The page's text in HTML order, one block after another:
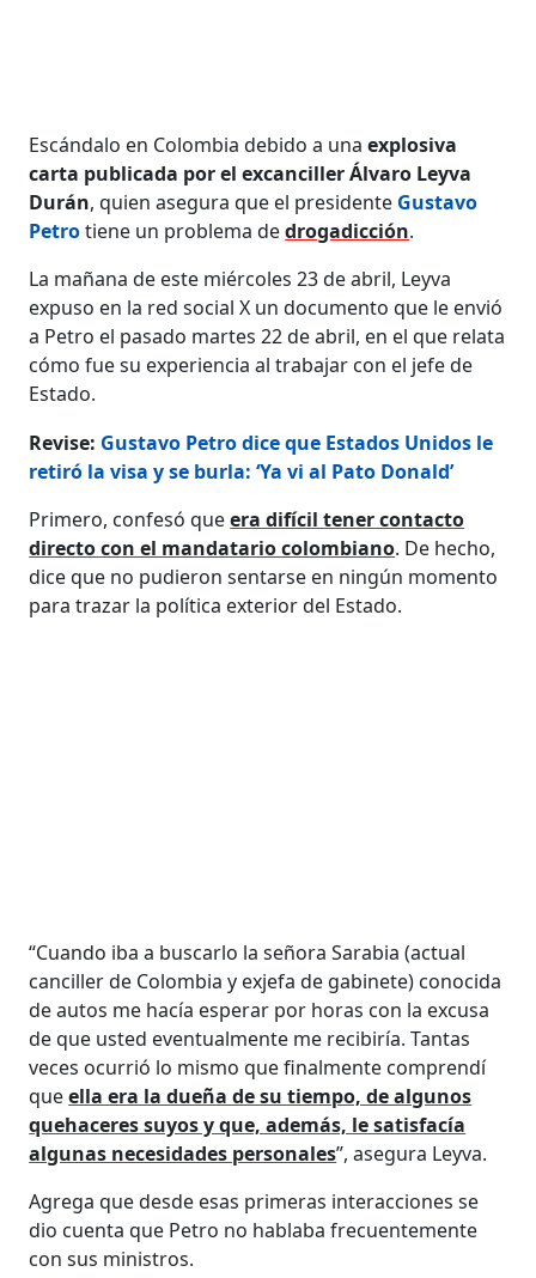
Escándalo en Colombia debido a unaexplosiva
carta publicada por el excanciller Álvaro Leyva
Durán, quien asegura que el presidente Gustavo
Petrotiene un problema dedrogadicción.
La mañana de este miércoles 23 de abril, Leyva
expuso en la red social X un documento que le envió
a Petro el pasado martes 22 de abril, en el que relata
cómo fue su experiencia al trabajar con el jefe de
Estado.
Revise: Gustavo Petro dice que Estados Unidos le
retiró la visa y se burla: ‘Ya vi al Pato Donald’
Primero, confesó queera difícil tener contacto
directo con el mandatario colombiano. De hecho,
dice que no pudieron sentarse en ningún momento
para trazar la política exterior del Estado.
“Cuando iba a buscarlo la señora Sarabia (actual
canciller de Colombia y exjefa de gabinete) conocida
de autos me hacía esperar por horas con la excusa
de que usted eventualmente me recibiría. Tantas
veces ocurrió lo mismo que finalmente comprendí
queella era la dueña de su tiempo, de algunos
quehaceres suyos y que, además, le satisfacía
algunas necesidades personales”, asegura Leyva.
Agrega que desde esas primeras interacciones se
dio cuenta que Petro no hablaba frecuentemente
con sus ministros.